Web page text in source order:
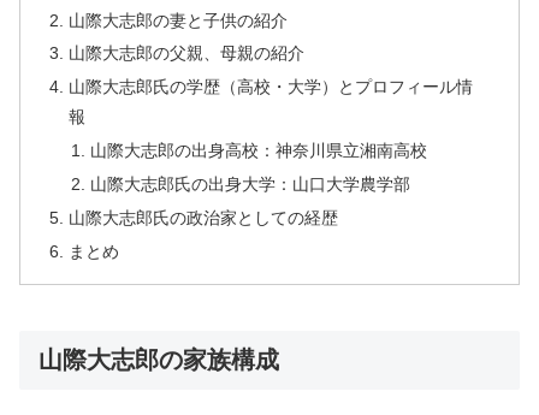
山際大志郎の妻と子供の紹介
山際大志郎の父親、母親の紹介
山際大志郎氏の学歴（高校・大学）とプロフィール情
報
山際大志郎の出身高校：神奈川県立湘南高校
山際大志郎氏の出身大学：山口大学農学部
山際大志郎氏の政治家としての経歴
まとめ
山際大志郎の家族構成